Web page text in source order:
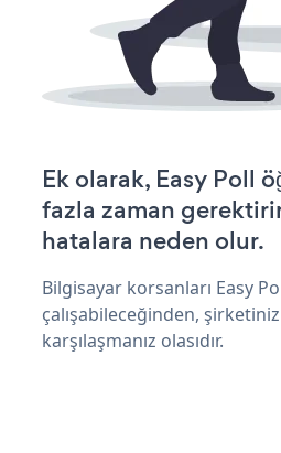
Ek olarak, Easy Poll
fazla zaman
hatalara neden olur.
Bilgisayar korsanları Easy
çalışabileceğinden,
karşılaşmanız olasıdır.